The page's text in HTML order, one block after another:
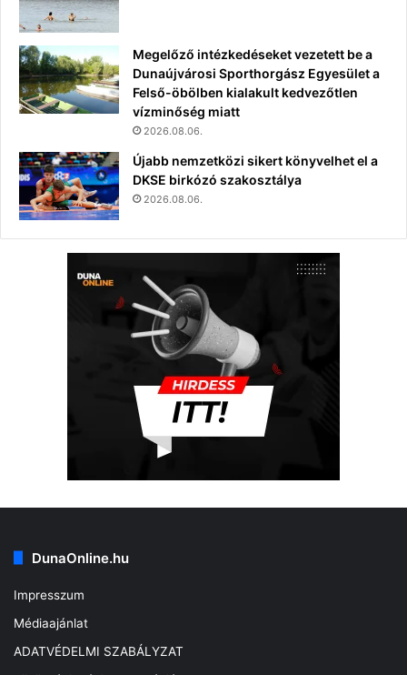
Megelőző intézkedéseket vezetett be a
Dunaújvárosi Sporthorgász Egyesület a
Felső-öbölben kialakult kedvezőtlen
vízminőség miatt
2026.08.06.
Újabb nemzetközi sikert könyvelhet el a
DKSE birkózó szakosztálya
2026.08.06.
DunaOnline.hu
Impresszum
Médiaajánlat
ADATVÉDELMI SZABÁLYZAT